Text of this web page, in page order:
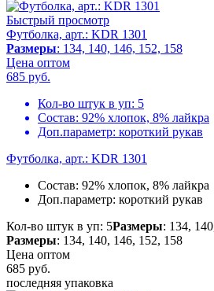
Быстрый просмотр
Футболка, арт.: KDR 1301
Размеры: 134, 140, 146, 152, 158
Цена оптом
685 руб.
Кол-во штук в уп: 5
Состав: 92% хлопок, 8% лайкра
Доп.параметр: короткий рукав
Футболка, арт.: KDR 1301
Состав: 92% хлопок, 8% лайкра
Доп.параметр: короткий рукав
Кол-во штук в уп: 5Размеры: 134,
Размеры: 134, 140, 146, 152, 158
Цена оптом
685 руб.
последняя упаковка